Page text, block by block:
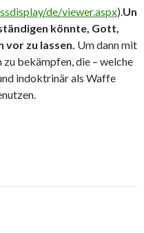
de/viewer.aspx).Un
könnte, Gott,
vor zu lassen. Um dann mit
bekämpfen, die – welche
indoktrinär als Waffe